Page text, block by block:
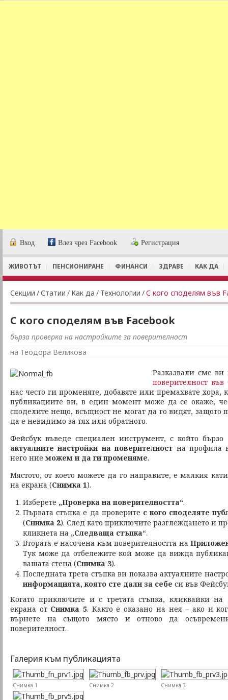
Вход Влез чрез Facebook Регистрация
ЖИВОТЪТ ПЕНСИОНИРАНЕ ФИНАНСИ ЗДРАВЕ КАК ДА
Секции /Статии / Как да / Технологии /С кого споделям във
С кого споделям във Facebook
бърза проверка на настройките за поверителност
на Теодора Великова
Разказвали сме
поверителност във
нас често ги променяте, добавяте или премахвате хора,
публикациите ви, в един момент може да се окаже, че
споделите нещо, всъщност не могат да го видят, защото
да е невидимо за тях или обратното.
Фейсбук въведе специален инструмент, с който
актуалните настройки на поверителност на профила
него ниеможем и да ги променяме.
Мястото, от което можете да го направите, е малкия
на екрана (Снимка 1).
Изберете „Проверка на поверителността“.
Първата стъпка е да проверите с кого споделяте
(Снимка 2). След като приключите разглеждането и
кликнета на „Следваща стъпка“.
Втората е насочена към поверителността на
Тук може да отбележите кой може да вижда
вашата стена (Снимка 3).
Последната трета стъпка ви показва актуалните
информацията, която сте дали за себе си във
Когато приключите и с третата стъпка, кликвайки на
екрана от Снимка 5. Както е оказано на нея – ако и
върнете на същото място и отново да
поверителност.
Галерия към публикацията
Снимка 1 Снимка 2 Снимка 3